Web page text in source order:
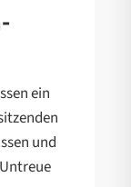
ein
und